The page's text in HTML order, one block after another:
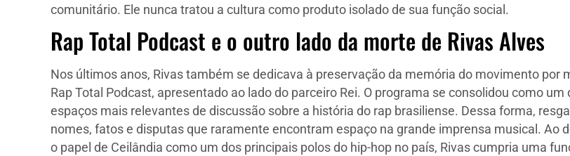
comunitário. Ele nunca tratou a cultura como produto isolado de sua função social.
Rap Total Podcast e o outro lado da morte de Rivas Alves
Nos últimos anos, Rivas também se dedicava à preservação da memória do movimento por
Rap Total Podcast, apresentado ao lado do parceiro Rei. O programa se consolidou como um
espaços mais relevantes de discussão sobre a história do rap brasiliense. Dessa forma,
nomes, fatos e disputas que raramente encontram espaço na grande imprensa musical. Ao
o papel de Ceilândia como um dos principais polos do hip-hop no país, Rivas cumpria uma